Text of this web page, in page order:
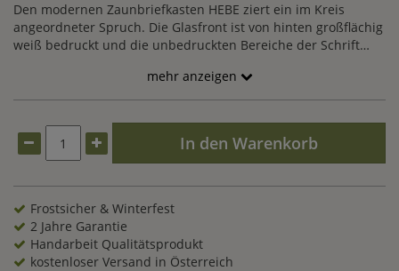
Den modernen Zaunbriefkasten HEBE ziert ein im Kreis
angeordneter Spruch. Die Glasfront ist von hinten großflächig
weiß bedruckt und die unbedruckten Bereiche der Schrift
mehr anzeigen
In den Warenkorb
Frostsicher & Winterfest
2 Jahre Garantie
Handarbeit Qualitätsprodukt
kostenloser Versand in Österreich